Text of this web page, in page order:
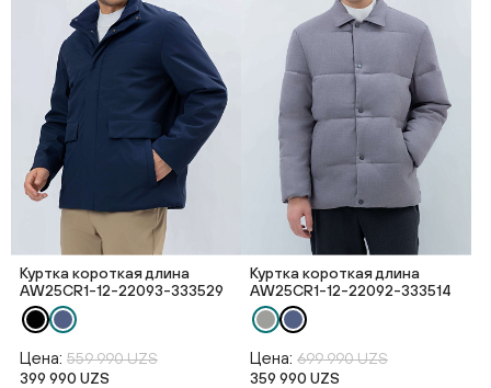
Куртка короткая длина
AW25CR1-12-22093-333529
Цена: 559 990 UZS
399 990 UZS
Куртка короткая длина
AW25CR1-12-22092-333514
Цена: 699 990 UZS
359 990 UZS